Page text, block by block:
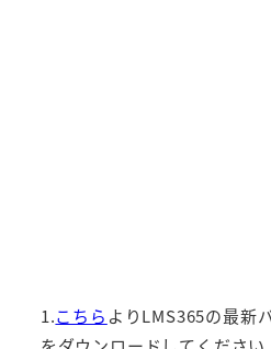
1.こちら よりLMS365の最新